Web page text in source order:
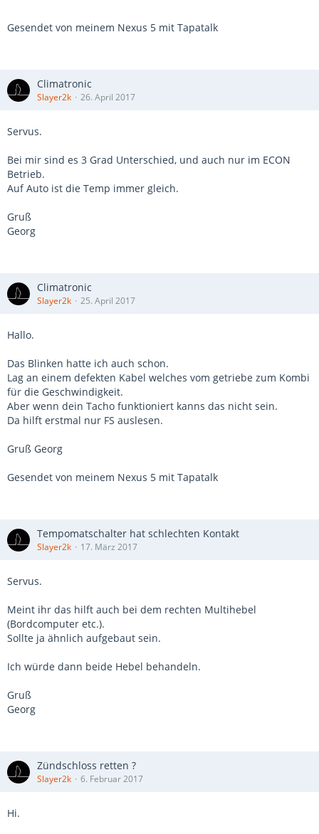
Gesendet von meinem Nexus 5 mit Tapatalk
Climatronic
Slayer2k 26. April 2017
Servus.
Bei mir sind es 3 Grad Unterschied, und auch nur im ECON
Betrieb.
Auf Auto ist die Temp immer gleich.
Gruß
Georg
Climatronic
Slayer2k 25. April 2017
Hallo.
Das Blinken hatte ich auch schon.
Lag an einem defekten Kabel welches vom getriebe zum Kombi
für die Geschwindigkeit.
Aber wenn dein Tacho funktioniert kanns das nicht sein.
Da hilft erstmal nur FS auslesen.
Gruß Georg
Gesendet von meinem Nexus 5 mit Tapatalk
Tempomatschalter hat schlechten Kontakt
Slayer2k 17. März 2017
Servus.
Meint ihr das hilft auch bei dem rechten Multihebel
(Bordcomputer etc.).
Sollte ja ähnlich aufgebaut sein.
Ich würde dann beide Hebel behandeln.
Gruß
Georg
Zündschloss retten ?
Slayer2k 6. Februar 2017
Hi.